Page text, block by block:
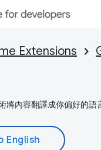
Extensions
將內容翻譯成你偏好的語